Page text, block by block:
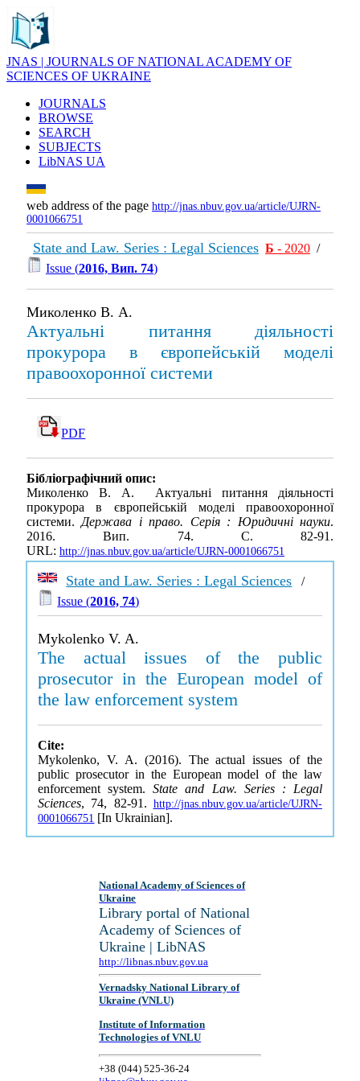
JNAS | JOURNALS OF NATIONAL ACADEMY OF
SCIENCES OF UKRAINE
JOURNALS
BROWSE
SEARCH
SUBJECTS
LibNAS UA
web address of the page http://jnas.nbuv.gov.ua/article/UJRN-
0001066751
State and Law. Series : Legal Sciences Б - 2020 /
Issue (2016, Вип. 74)
Миколенко В. А.
Актуальні питання діяльності
прокурора в європейській моделі
правоохоронної системи
PDF
Бібліографічний опис:
Миколенко В. А. Актуальні питання діяльності
прокурора в європейській моделі правоохоронної
системи.Держава і право. Серія : Юридичні науки.
2016. Вип. 74. С. 82-91.
URL: http://jnas.nbuv.gov.ua/article/UJRN-0001066751
State and Law. Series : Legal Sciences /
Issue (2016, 74)
Mykolenko V. A.
The actual issues of the public
prosecutor in the European model of
the law enforcement system
Cite:
Mykolenko, V. A. (2016). The actual issues of the
public prosecutor in the European model of the law
enforcement system.State and Law. Series : Legal
Sciences, 74, 82-91. http://jnas.nbuv.gov.ua/article/UJRN-
0001066751 [In Ukrainian].
National Academy of Sciences of
Ukraine
Library portal of National
Academy of Sciences of
Ukraine | LibNAS
http://libnas.nbuv.gov.ua
Vernadsky National Library of
Ukraine (VNLU)
Institute of Information
Technologies of VNLU
+38 (044) 525-36-24